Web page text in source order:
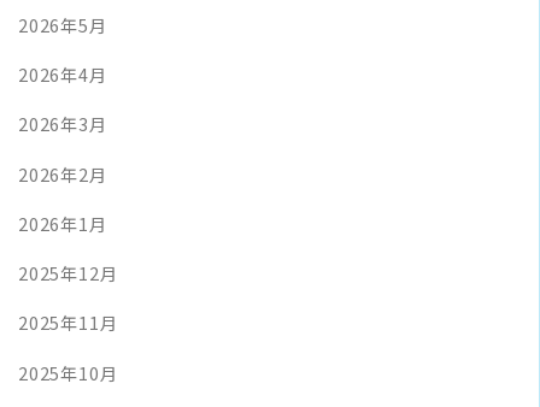
2026年5月
2026年4月
2026年3月
2026年2月
2026年1月
2025年12月
2025年11月
2025年10月